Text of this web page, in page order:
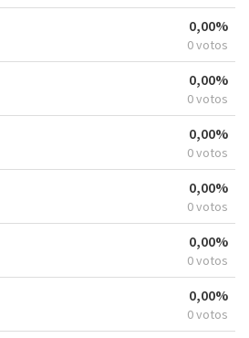
0,00%
0 votos
0,00%
0 votos
0,00%
0 votos
0,00%
0 votos
0,00%
0 votos
0,00%
0 votos